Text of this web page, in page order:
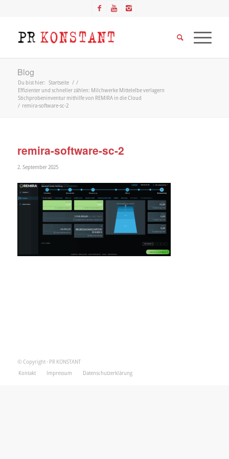
Blog
Du bist hier: Startseite / /
Effizienter und schneller zählen: Milchwerke Mittelelbe verlagern
Stichprobeninventur mithilfe von REMIRA in die Cloud
/ remira-software-sc-2
remira-software-sc-2
2. September 2025
© Copyright - PR KONSTANT
Kontakt
Impressum Datenschutzerklärung